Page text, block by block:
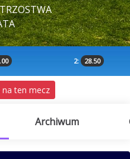
2: 28.50
ten mecz
Archiwum